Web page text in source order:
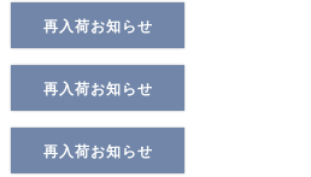
再入荷お知らせ
再入荷お知らせ
再入荷お知らせ